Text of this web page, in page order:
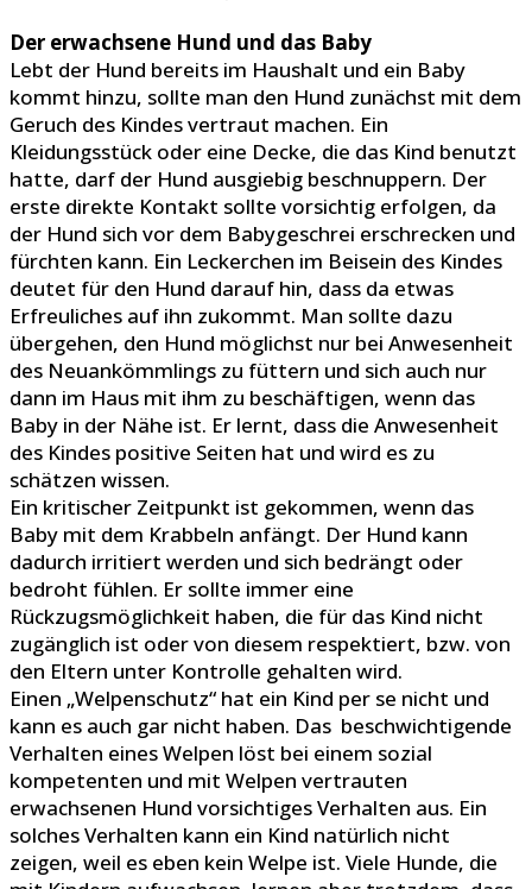
Der erwachsene Hund und das Baby
Lebt der Hund bereits im Haushalt und ein Baby
kommt hinzu, sollte man den Hund zunächst mit dem
Geruch des Kindes vertraut machen. Ein
Kleidungsstück oder eine Decke, die das Kind benutzt
hatte, darf der Hund ausgiebig beschnuppern. Der
erste direkte Kontakt sollte vorsichtig erfolgen, da
der Hund sich vor dem Babygeschrei erschrecken und
fürchten kann. Ein Leckerchen im Beisein des Kindes
deutet für den Hund darauf hin, dass da etwas
Erfreuliches auf ihn zukommt. Man sollte dazu
übergehen, den Hund möglichst nur bei Anwesenheit
des Neuankömmlings zu füttern und sich auch nur
dann im Haus mit ihm zu beschäftigen, wenn das
Baby in der Nähe ist. Er lernt, dass die Anwesenheit
des Kindes positive Seiten hat und wird es zu
schätzen wissen.
Ein kritischer Zeitpunkt ist gekommen, wenn das
Baby mit dem Krabbeln anfängt. Der Hund kann
dadurch irritiert werden und sich bedrängt oder
bedroht fühlen. Er sollte immer eine
Rückzugsmöglichkeit haben, die für das Kind nicht
zugänglich ist oder von diesem respektiert, bzw. von
den Eltern unter Kontrolle gehalten wird.
Einen „Welpenschutz“ hat ein Kind per se nicht und
kann es auch gar nicht haben. Das beschwichtigende
Verhalten eines Welpen löst bei einem sozial
kompetenten und mit Welpen vertrauten
erwachsenen Hund vorsichtiges Verhalten aus. Ein
solches Verhalten kann ein Kind natürlich nicht
zeigen, weil es eben kein Welpe ist. Viele Hunde, die